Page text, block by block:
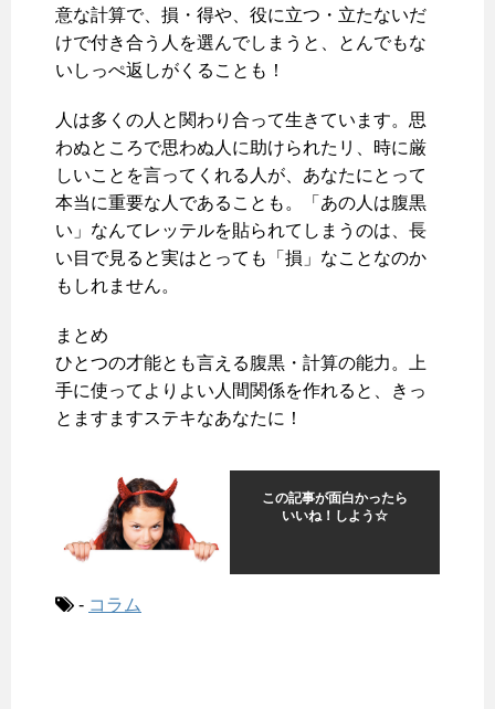
意な計算で、損・得や、役に立つ・立たないだ
けで付き合う人を選んでしまうと、とんでもな
いしっぺ返しがくることも！
人は多くの人と関わり合って生きています。思
わぬところで思わぬ人に助けられたリ、時に厳
しいことを言ってくれる人が、あなたにとって
本当に重要な人であることも。「あの人は腹黒
い」なんてレッテルを貼られてしまうのは、長
い目で見ると実はとっても「損」なことなのか
もしれません。
まとめ
ひとつの才能とも言える腹黒・計算の能力。上
手に使ってよりよい人間関係を作れると、きっ
とますますステキなあなたに！
この記事が面白かったら
いいね！しよう☆
- コラム